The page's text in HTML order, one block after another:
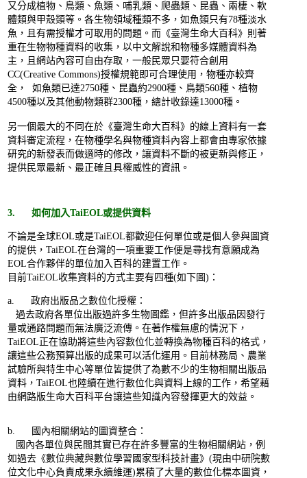
又分成植物、鳥類、魚類、哺乳類、爬蟲類、昆蟲、兩棲、軟
體類與甲殼類等。各生物領域種類不多，如魚類只有78種淡水
魚，且有需授權才可取用的問題。而《臺灣生命大百科》則著
重在生物物種資料的收集，以中文解說和物種多媒體資料為
主，且網站內容可自由存取，一般民眾只要符合創用
CC(Creative Commons)授權規範即可合理使用，物種亦較齊
全， 如魚類已達2750種、昆蟲約2900種、鳥類560種、植物
4500種以及其他動物類群2300種，總計收錄達13000種。
另一個最大的不同在於《臺灣生命大百科》的線上資料有一套
資料審定流程，在物種學名與物種資料內容上都會由專家依據
研究的新發表而做適時的修改，讓資料不斷的被更新與修正，
提供民眾最新、最正確且具權威性的資訊。
3. 如何加入TaiEOL或提供資料
不論是全球EOL或是TaiEOL都歡迎任何單位或是個人參與圖資
的提供，TaiEOL在台灣的一項重要工作便是尋找有意願成為
EOL合作夥伴的單位加入百科的建置工作。
目前TaiEOL收集資料的方式主要有四種(如下圖)：
a. 政府出版品之數位化授權：
過去政府各單位出版過許多生物圖鑑，但許多出版品因發行
量或通路問題而無法廣泛流傳。在著作權無慮的情況下，
TaiEOL正在協助將這些內容數位化並轉換為物種百科的格式，
讓這些公務預算出版的成果可以活化運用。目前林務局、農業
試驗所與特生中心等單位皆提供了為數不少的生物相關出版品
資料，TaiEOL也陸續在進行數位化與資料上線的工作，希望藉
由網路版生命大百科平台讓這些知識內容發揮更大的效益。
b. 國內相關網站的圖資整合：
國內各單位與民間其實已存在許多豐富的生物相關網站，例
如過去《數位典藏與數位學習國家型科技計畫》(現由中研院數
位文化中心負責成果永續維運)累積了大量的數位化標本圖資，